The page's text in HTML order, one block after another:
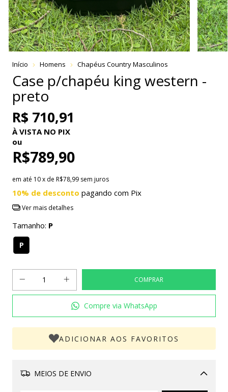
Início Homens Chapéus Country Masculinos
Case p/chapéu king western -
preto
R$ 710,91
À VISTA NO PIX
ou
R$789,90
em até 10x de R$78,99 sem juros
10% de desconto pagando com Pix
Ver mais detalhes
Tamanho: P
P
Compre via WhatsApp
ADICIONAR AOS FAVORITOS
MEIOS DE ENVIO